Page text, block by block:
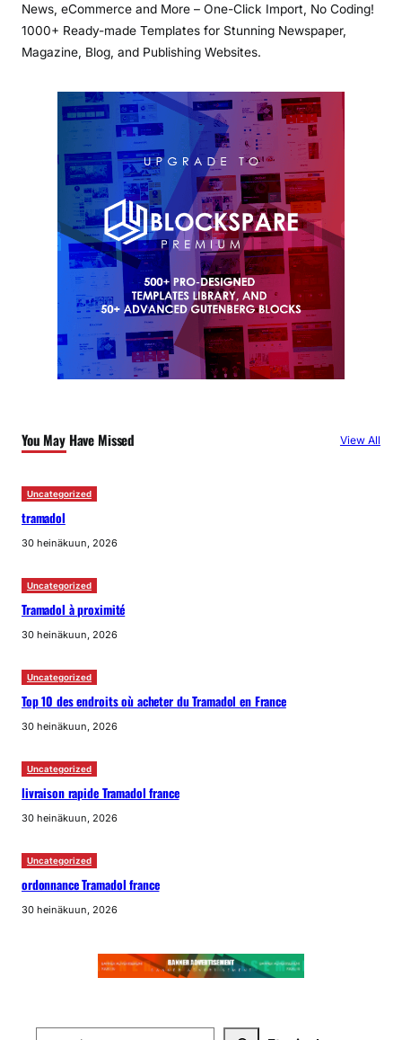
News, eCommerce and More – One-Click Import, No Coding!
1000+ Ready-made Templates for Stunning Newspaper,
Magazine, Blog, and Publishing Websites.
You May Have Missed View All
Uncategorized
tramadol
30 heinäkuun, 2026
Uncategorized
Tramadol à proximité
30 heinäkuun, 2026
Uncategorized
Top 10 des endroits où acheter du Tramadol en France
30 heinäkuun, 2026
Uncategorized
livraison rapide Tramadol france
30 heinäkuun, 2026
Uncategorized
ordonnance Tramadol france
30 heinäkuun, 2026